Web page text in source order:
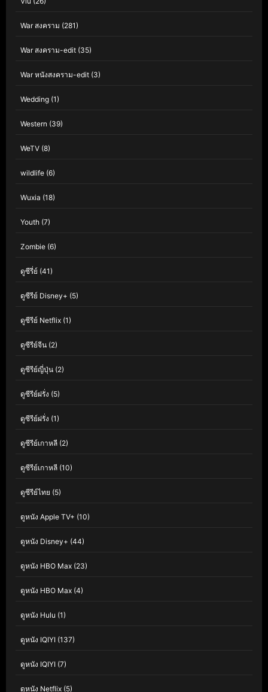
War สงคราม (281)
War สงคราม-edit (35)
War หนังสงคราม-edit (3)
Wedding (1)
Western (39)
WeTV (8)
wildlife (6)
Wuxia (18)
Youth (7)
Zombie (6)
ดูซีรี่ย์ (41)
ดูซีรีย์ Disney+ (5)
ดูซีรีย์ Netflix (1)
ดูซีรีย์จีน (2)
ดูซีรีย์ญี่ปุ่น (2)
ดูซีรีย์ฝรั่ง (5)
ดูซีรีย์ฝรั่ง (1)
ดูซีรีย์เกาหลี (2)
ดูซีรีย์เกาหลี (10)
ดูซีรีย์ไทย (5)
ดูหนัง Apple TV+ (10)
ดูหนัง Disney+ (44)
ดูหนัง HBO Max (23)
ดูหนัง HBO Max (4)
ดูหนัง Hulu (1)
ดูหนัง IQIYI (137)
ดูหนัง IQIYI (7)
ดูหนัง Netflix (5)